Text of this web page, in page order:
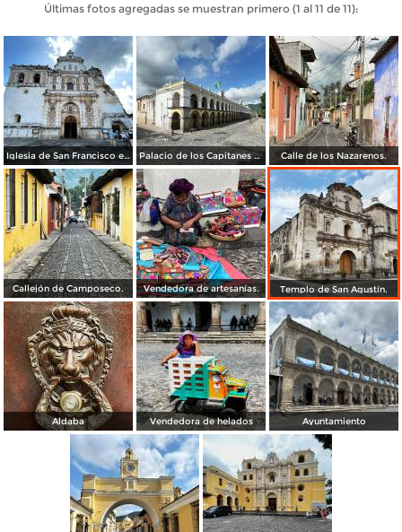
Últimas fotos agregadas se muestran primero (1 al 11 de 11):
Iglesia de San Francisco el Grande. Palacio de los Capitanes Generales. Calle de los Nazarenos.
Callejón de Camposeco. Vendedora de artesanías. Templo de San Agustín.
Aldaba Vendedora de helados Ayuntamiento